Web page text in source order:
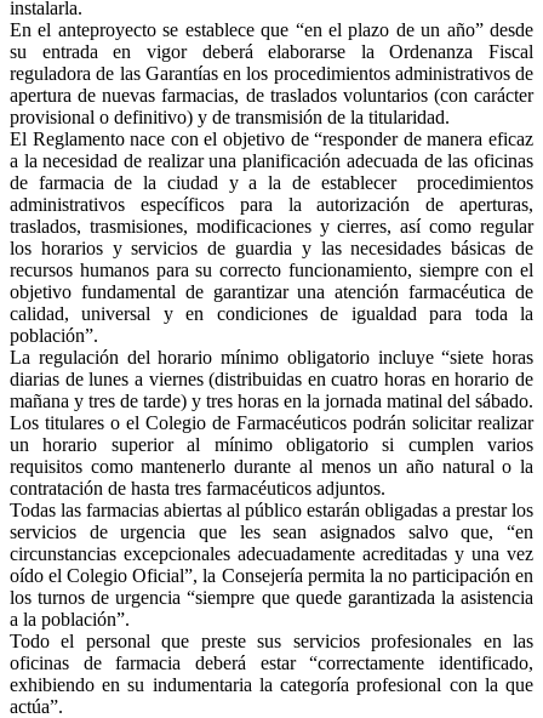
instalarla.
En el anteproyecto se establece que “en el plazo de un año” desde
su entrada en vigor deberá elaborarse la Ordenanza Fiscal
reguladora de las Garantías en los procedimientos administrativos de
apertura de nuevas farmacias, de traslados voluntarios (con carácter
provisional o definitivo) y de transmisión de la titularidad.
El Reglamento nace con el objetivo de “responder de manera eficaz
a la necesidad de realizar una planificación adecuada de las oficinas
de farmacia de la ciudad y a la de establecer procedimientos
administrativos específicos para la autorización de aperturas,
traslados, trasmisiones, modificaciones y cierres, así como regular
los horarios y servicios de guardia y las necesidades básicas de
recursos humanos para su correcto funcionamiento, siempre con el
objetivo fundamental de garantizar una atención farmacéutica de
calidad, universal y en condiciones de igualdad para toda la
población”.
La regulación del horario mínimo obligatorio incluye “siete horas
diarias de lunes a viernes (distribuidas en cuatro horas en horario de
mañana y tres de tarde) y tres horas en la jornada matinal del sábado.
Los titulares o el Colegio de Farmacéuticos podrán solicitar realizar
un horario superior al mínimo obligatorio si cumplen varios
requisitos como mantenerlo durante al menos un año natural o la
contratación de hasta tres farmacéuticos adjuntos.
Todas las farmacias abiertas al público estarán obligadas a prestar los
servicios de urgencia que les sean asignados salvo que, “en
circunstancias excepcionales adecuadamente acreditadas y una vez
oído el Colegio Oficial”, la Consejería permita la no participación en
los turnos de urgencia “siempre que quede garantizada la asistencia
a la población”.
Todo el personal que preste sus servicios profesionales en las
oficinas de farmacia deberá estar “correctamente identificado,
exhibiendo en su indumentaria la categoría profesional con la que
actúa”.